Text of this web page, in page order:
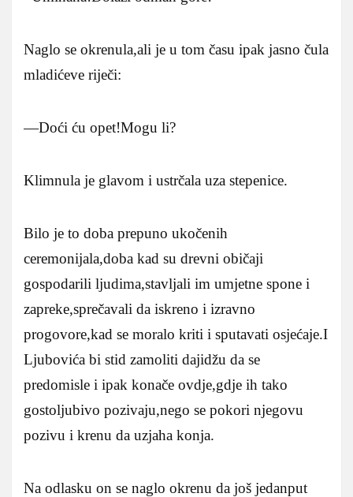
Naglo se okrenula,ali je u tom času ipak jasno čula
mladićeve riječi:
—Doći ću opet!Mogu li?
Klimnula je glavom i ustrčala uza stepenice.
Bilo je to doba prepuno ukočenih
ceremonijala,doba kad su drevni običaji
gospodarili ljudima,stavljali im umjetne spone i
zapreke,sprečavali da iskreno i izravno
progovore,kad se moralo kriti i sputavati osjećaje.I
Ljubovića bi stid zamoliti dajidžu da se
predomisle i ipak konače ovdje,gdje ih tako
gostoljubivo pozivaju,nego se pokori njegovu
pozivu i krenu da uzjaha konja.
Na odlasku on se naglo okrenu da još jedanput